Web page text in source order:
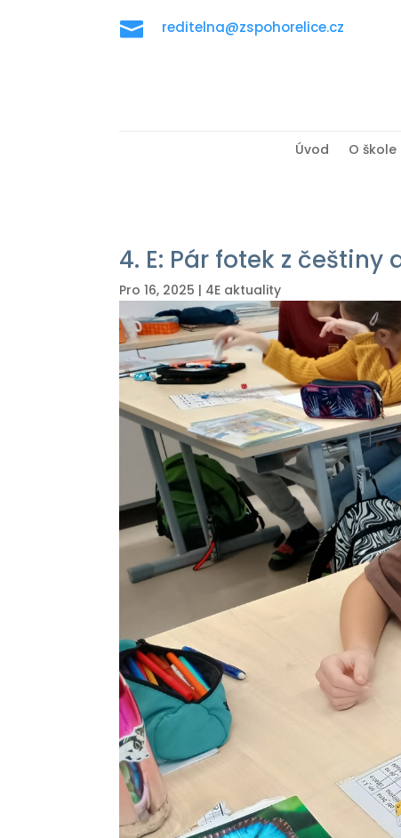
 reditelna@zspohorelice.cz
Úvod O škole
4. E: Pár fotek z
Pro 16, 2025 | 4E aktuality